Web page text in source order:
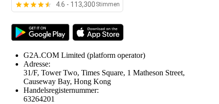
4.6 - 113,300 Stimmen
G2A.COM Limited (platform operator)
Adresse:
31/F, Tower Two, Times Square, 1 Matheson Street,
Causeway Bay, Hong Kong
Handelsregisternummer:
63264201